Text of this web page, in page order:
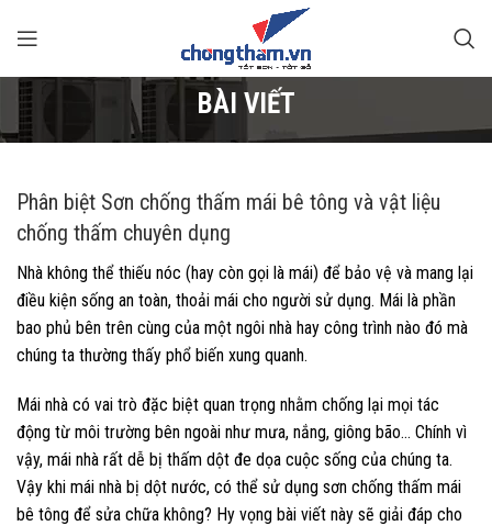
BÀI VIẾT
Phân biệt Sơn chống thấm mái bê tông và vật liệu
chống thấm chuyên dụng
Nhà không thể thiếu nóc (hay còn gọi là mái) để bảo vệ và mang lại
điều kiện sống an toàn, thoải mái cho người sử dụng. Mái là phần
bao phủ bên trên cùng của một ngôi nhà hay công trình nào đó mà
chúng ta thường thấy phổ biến xung quanh.
Mái nhà có vai trò đặc biệt quan trọng nhằm chống lại mọi tác
động từ môi trường bên ngoài như mưa, nắng, giông bão… Chính vì
vậy, mái nhà rất dễ bị thấm dột đe dọa cuộc sống của chúng ta.
Vậy khi mái nhà bị dột nước, có thể sử dụng sơn chống thấm mái
bê tông để sửa chữa không? Hy vọng bài viết này sẽ giải đáp cho